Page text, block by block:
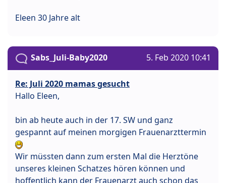
Eleen 30 Jahre alt
Sabs_Juli-Baby2020 5. Feb 2020 10:41
Re: Juli 2020 mamas gesucht
Hallo Eleen,
bin ab heute auch in der 17. SW und ganz
gespannt auf meinen morgigen Frauenarzttermin
Wir müssten dann zum ersten Mal die Herztöne
unseres kleinen Schatzes hören können und
hoffentlich kann der Frauenarzt auch schon das